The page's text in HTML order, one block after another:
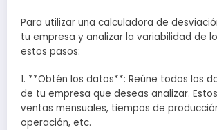
Para utilizar una calculadora de
tu empresa y analizar la variabilidad de
estos pasos:
1. **Obtén los datos**: Reúne todos los
de tu empresa que deseas analizar.
ventas mensuales, tiempos de
operación, etc.